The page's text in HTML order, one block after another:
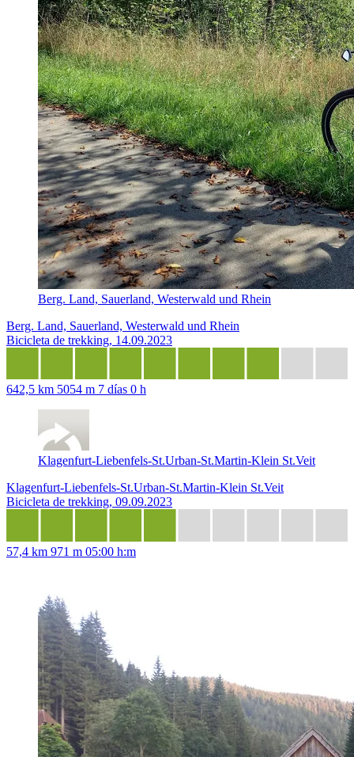
Berg. Land, Sauerland, Westerwald und Rhein
Berg. Land, Sauerland, Westerwald und Rhein
Bicicleta de trekking, 14.09.2023
642,5 km 5054 m 7 días 0 h
Klagenfurt-Liebenfels-St.Urban-St.Martin-Klein St.Veit
Klagenfurt-Liebenfels-St.Urban-St.Martin-Klein St.Veit
Bicicleta de trekking, 09.09.2023
57,4 km 971 m 05:00 h:m